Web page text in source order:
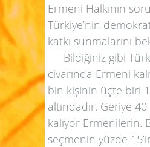
Ermeni Halkının
Türkiye’nin
katkı sunmalarını
Bildiğiniz gibi
civarında Ermeni
bin kişinin üçte biri
altındadır. Geriye
kalıyor Ermenilerin.
seçmenin yüzde